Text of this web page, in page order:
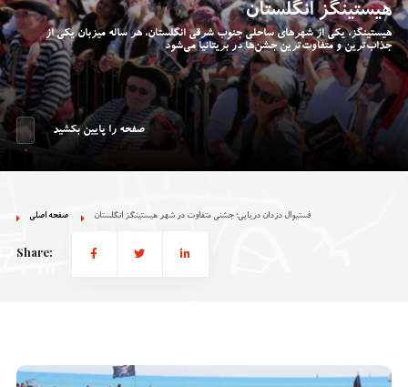
هیستینگز انگلستان
هیستینگز، یکی از شهرهای ساحلی جنوب شرقی انگلستان، هر ساله میزبان یکی از
جذاب‌ترین و متفاوت‌ترین جشن‌ها در بریتانیا می‌شود
صفحه را پایین بکشید
صفحه اصلی فستیوال دزدان دریایی؛ جشنی متفاوت در شهر هیستینگز انگلستان
Share: